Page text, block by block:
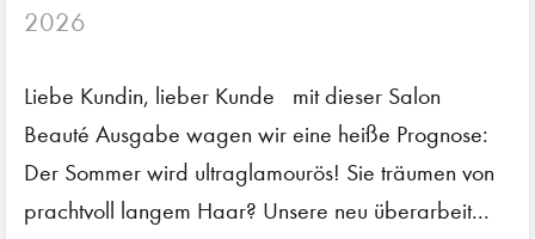
2026
Liebe Kundin, lieber Kunde mit dieser Salon
Beauté Ausgabe wagen wir eine heiße Prognose:
Der Sommer wird ultraglamourös! Sie träumen von
prachtvoll langem Haar? Unsere neu überarbeit...